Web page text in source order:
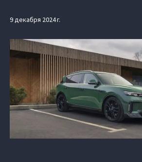
9 декабря 2024 г.